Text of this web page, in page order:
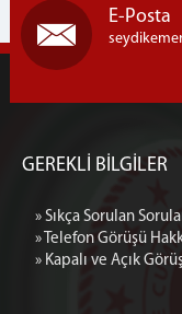
E-Posta
GEREKLİ BİLGİLER
» Sıkça Sorulan
» Telefon Görüşü
» Kapalı ve Açık